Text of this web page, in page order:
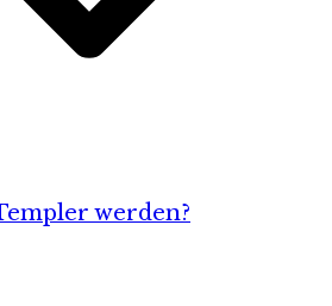
werden?